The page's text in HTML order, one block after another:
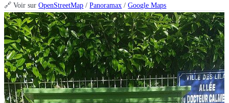
🔗 Voir surOpenStreetMap /Panoramax /Google Maps